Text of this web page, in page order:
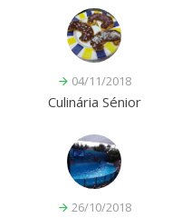
04/11/2018
Culinária Sénior
26/10/2018